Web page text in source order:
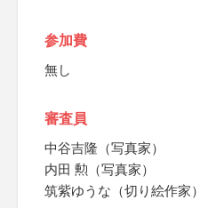
参加費
無し
審査員
中谷吉隆（写真家）
内田 勲（写真家）
筑紫ゆうな（切り絵作家）